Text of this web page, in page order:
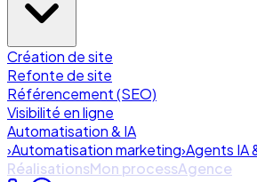
Création de site
Refonte de site
Référencement (SEO)
Visibilité en ligne
Automatisation & IA
›Automatisation marketing›Agents IA
RéalisationsMon processAgence